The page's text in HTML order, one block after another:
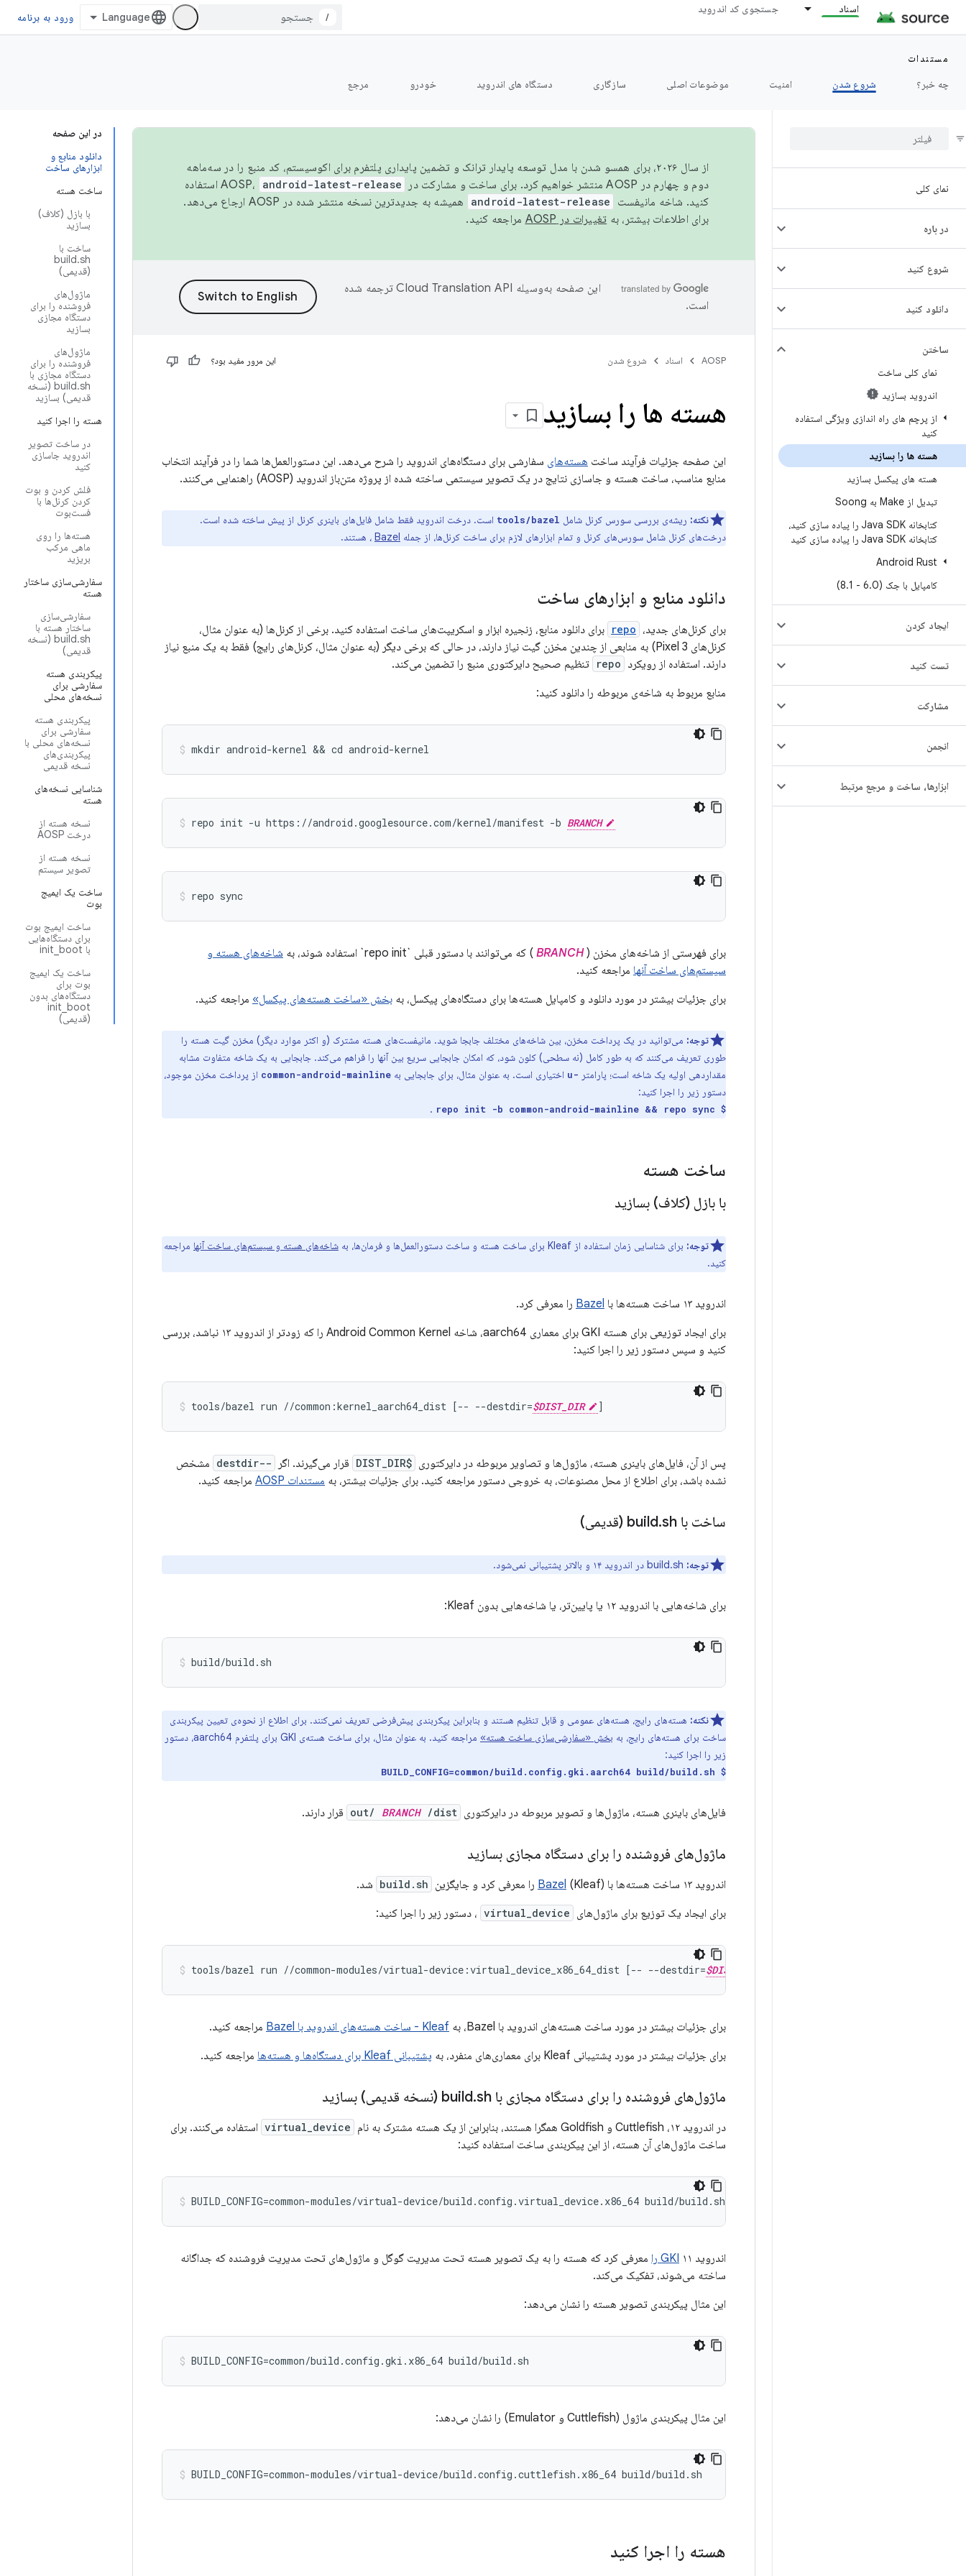
اسناد جستجوی کد اندروید
/ ورود به برنامه
مستندات
چه خبر؟
شروع شدن امنیت موضوعات اصلی سازگاری دستگاه های اندروید خودرو مرجع
نمای کلی
در باره
شروع کنید
دانلود کنید
ساختن
نمای کلی ساخت
اندروید بسازید
از پرچم های راه اندازی ویژگی استفاده
کنید
هسته ها را بسازید
هسته های پیکسل بسازید
تبدیل از Make به Soong
کتابخانه Java SDK را پیاده سازی کنید،
کتابخانه Java SDK را پیاده سازی کنید
Android Rust
کامپایل با جک (6
.0 - 8
.1)
ايجاد كردن
تست کنید
مشارکت
انجمن
ابزارها، ساخت و مرجع مرتبط
در این صفحه
دانلود منابع و
ابزارهای ساخت
ساخت هسته
با بازل (کلاف)
بسازید
ساخت با
build.sh
(قدیمی)
ماژول‌های
فروشنده را برای
دستگاه مجازی
بسازید
ماژول‌های
فروشنده را برای
دستگاه مجازی با
build.sh (نسخه
قدیمی) بسازید
هسته را اجرا کنید
در ساخت تصویر
اندروید جاسازی
کنید
فلش کردن و بوت
کردن کرنل‌ها با
فست‌بوت
هسته‌ها را روی
ماهی مرکب
بریزید
سفارشی‌سازی ساختار
هسته
سفارشی‌سازی
ساختار هسته با
build.sh (نسخه
قدیمی)
پیکربندی هسته
سفارشی برای
نسخه‌های محلی
پیکربندی هسته
سفارشی برای
نسخه‌های محلی با
پیکربندی‌های
نسخه قدیمی
شناسایی نسخه‌های
هسته
نسخه هسته از
درخت AOSP
نسخه هسته از
تصویر سیستم
ساخت یک ایمیج
بوت
ساخت ایمیج بوت
برای دستگاه‌هایی
با init_boot
ساخت یک ایمیج
بوت برای
دستگاه‌های بدون
init_boot
(قدیمی)
از سال ۲۰۲۶، برای همسو شدن با مدل توسعه پایدار ترانک و تضمین پایداری پلتفرم برای اکوسیستم، کد منبع را در سه‌ماهه
دوم و چهارم در AOSP منتشر خواهیم کرد. برای ساخت و مشارکت در AOSP،
android-latest-release
استفاده
کنید. شاخه مانیفست
android-latest-release
همیشه به جدیدترین نسخه منتشر شده در AOSP ارجاع می‌دهد.
برای اطلاعات بیشتر، به تغییرات در AOSP مراجعه کنید.
این صفحه به‌وسیله
ترجمه شده
است.
AOSP اسناد شروع شدن این مرور مفید بود؟
هسته ها را بسازید
این صفحه جزئیات فرآیند ساخت هسته‌های سفارشی برای دستگاه‌های اندروید را شرح می‌دهد. این دستورالعمل‌ها شما را در فرآیند انتخاب
منابع مناسب، ساخت هسته و جاسازی نتایج در یک تصویر سیستمی ساخته شده از پروژه متن‌باز اندروید (AOSP) راهنمایی می‌کنند.
نکته: ریشه‌ی بررسی سورس کرنل شامل tools/bazel است. درخت اندروید فقط شامل فایل‌های باینری کرنل از پیش ساخته شده است.
درخت‌های کرنل شامل سورس‌های کرنل و تمام ابزارهای لازم برای ساخت کرنل‌ها، از جمله Bazel ، هستند.
دانلود منابع و ابزارهای ساخت
برای کرنل‌های جدید، repo برای دانلود منابع، زنجیره ابزار و اسکریپت‌های ساخت استفاده کنید. برخی از کرنل‌ها (به عنوان مثال،
کرنل‌های Pixel 3) به منابعی از چندین مخزن گیت نیاز دارند، در حالی که برخی دیگر (به عنوان مثال، کرنل‌های رایج) فقط به یک منبع نیاز
دارند. استفاده از رویکرد repo تنظیم صحیح دایرکتوری منبع را تضمین می‌کند.
منابع مربوط به شاخه‌ی مربوطه را دانلود کنید:
mkdir android-kernel && cd android-kernel
repo init -u https://android.googlesource.com/kernel/manifest -b BRANCH
repo sync
برای فهرستی از شاخه‌های مخزن (BRANCH ) که می‌توانند با دستور قبلی `repo init` استفاده شوند، به
شاخه‌های هسته و
سیستم‌های ساخت آنها مراجعه کنید.
برای جزئیات بیشتر در مورد دانلود و کامپایل هسته‌ها برای دستگاه‌های پیکسل، به بخش «ساخت هسته‌های پیکسل» مراجعه کنید.
توجه: می‌توانید در یک پرداخت مخزن، بین شاخه‌های مختلف جابجا شوید. مانیفست‌های هسته مشترک (و اکثر موارد دیگر) مخزن گیت هسته را
طوری تعریف می‌کنند که به طور کامل (نه سطحی) کلون شود، که امکان جابجایی سریع بین آنها را فراهم می‌کند. جابجایی به یک شاخه متفاوت مشابه
مقداردهی اولیه یک شاخه است؛ پارامتر -u اختیاری است. به عنوان مثال، برای جابجایی به common-android-mainline از پرداخت مخزن موجود،
دستور زیر را اجرا کنید:
$ repo init -b common-android-mainline && repo sync
.
ساخت هسته
با بازل (کلاف) بسازید
توجه: برای شناسایی زمان استفاده از Kleaf برای ساخت هسته و ساخت دستورالعمل‌ها و فرمان‌ها، به شاخه‌های هسته و سیستم‌های ساخت آنها مراجعه
کنید.
اندروید ۱۳ ساخت هسته‌ها با Bazel را معرفی کرد.
برای ایجاد توزیعی برای هسته GKI برای معماری aarch64، شاخه Android Common Kernel را که زودتر از اندروید ۱۳ نباشد، بررسی
کنید و سپس دستور زیر را اجرا کنید:
tools/bazel run //common:kernel_aarch64_dist [-- --destdir=$DIST_DIR
پس از آن، فایل‌های باینری هسته، ماژول‌ها و تصاویر مربوطه در دایرکتوری $DIST_DIR قرار می‌گیرند. اگر --destdir
مشخص
نشده باشد، برای اطلاع از محل مصنوعات، به خروجی دستور مراجعه کنید. برای جزئیات بیشتر، به مستندات AOSP مراجعه کنید.
ساخت با build .sh (قدیمی)
توجه:
برای شاخه‌هایی با اندروید ۱۲ یا پایین‌تر، یا شاخه‌هایی بدون Kleaf:
build/build.sh
نکته: هسته‌های رایج، هسته‌های عمومی و قابل تنظیم هستند و بنابراین پیکربندی پیش‌فرضی تعریف نمی‌کنند. برای اطلاع از نحوه‌ی تعیین پیکربندی
ساخت برای هسته‌های رایج، به بخش «سفارشی‌سازی ساخت هسته»
مراجعه کنید. به عنوان مثال، برای ساخت هسته‌ی GKI برای پلتفرم aarch64، دستور
زیر را اجرا کنید:
$ BUILD_CONFIG=common/build.config.gki.aarch64 build/build.sh
فایل‌های باینری هسته، ماژول‌ها و تصویر مربوطه در دایرکتوری out/ BRANCH/dist قرار دارند.
ماژول‌های فروشنده را برای دستگاه مجازی بسازید
اندروید ۱۳ ساخت هسته‌ها با Bazel (Kleaf) را معرفی کرد و جایگزین build.sh شد.
برای ایجاد یک توزیع برای ماژول‌های virtual_device ، دستور زیر را اجرا کنید:
tools/bazel run //common-modules/virtual-device:virtual_device_x86_64_dist [-- --destdir=$DIST_DIR
برای جزئیات بیشتر در مورد ساخت هسته‌های اندروید با Bazel، به Kleaf - ساخت هسته‌های اندروید با Bazel
مراجعه کنید.
برای جزئیات بیشتر در مورد پشتیبانی Kleaf برای معماری‌های منفرد، به
پشتیبانی Kleaf برای دستگاه‌ها و هسته‌ها مراجعه کنید.
ماژول‌های فروشنده را برای دستگاه مجازی با build .sh (نسخه قدیمی) بسازید
در اندروید ۱۲، Cuttlefish و Goldfish همگرا هستند، بنابراین از یک هسته مشترک به نام virtual_device استفاده می‌کنند. برای
ساخت ماژول‌های آن هسته، از این پیکربندی ساخت استفاده کنید:
BUILD_CONFIG=common-modules/virtual-device/build.config.virtual_device.x86_64 build/build.sh
اندروید ۱۱ GKI را
معرفی کرد که هسته را به یک تصویر هسته تحت مدیریت گوگل و ماژول‌های تحت مدیریت فروشنده که جداگانه
ساخته می‌شوند، تفکیک می‌کند.
این مثال پیکربندی تصویر هسته را نشان می‌دهد:
BUILD_CONFIG=common/build.config.gki.x86_64 build/build.sh
این مثال پیکربندی ماژول (Cuttlefish و Emulator) را نشان می‌دهد:
BUILD_CONFIG=common-modules/virtual-device/build.config.cuttlefish.x86_64 build/build.sh
هسته را اجرا کنید